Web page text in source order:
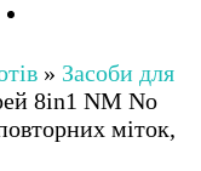
Доставка по
» Засоби для
8in1 NM No
міток,